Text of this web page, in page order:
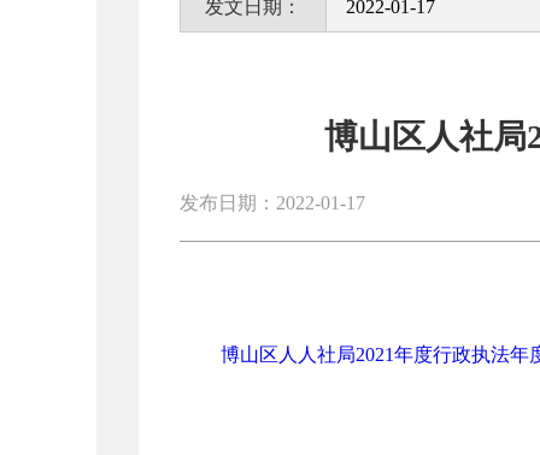
发文日期： 2022-01-17
博山区人社局
发布日期：2022-01-17
博山区人人社局2021年度行政执法年